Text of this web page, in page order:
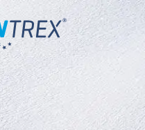
vă la newsletter-ul nostru și